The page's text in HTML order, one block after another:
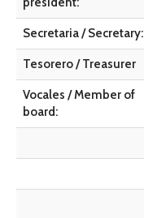
Secretaria / Secretary:
Tesorero / Treasurer
Vocales / Member of
board: